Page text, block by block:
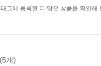
그에 등록된 더 많은 상품을 확인해
(5개)